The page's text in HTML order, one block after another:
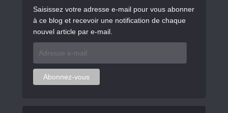
Saisissez votre adresse e-mail pour vous abonner
à ce blog et recevoir une notification de chaque
nouvel article par e-mail.
mail
Abonnez-vous